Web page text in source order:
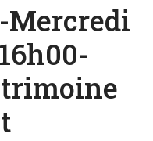
Mercredi